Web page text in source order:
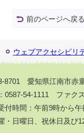
前のページへ戻る
ウェブアクセシビリ
8701 愛知県江南市赤
0587-54-1111 ファク
付時間：午前9時から午
・日曜日、祝休日及び